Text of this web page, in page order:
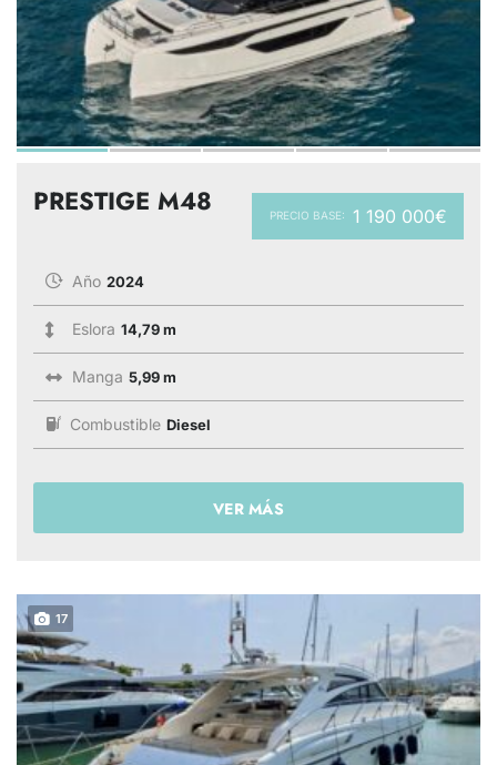
PRECIO BASE: 1 190 000€
PRESTIGE M48
Año 2024
Eslora 14,79 m
Manga 5,99 m
Combustible Diesel
VER MÁS
17